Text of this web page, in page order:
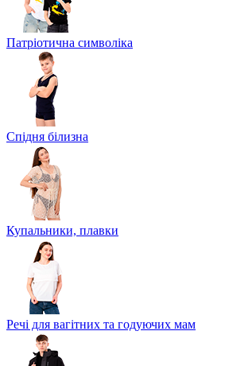
Патріотична символіка
Спідня білизна
Купальники, плавки
Речі для вагітних та годуючих мам